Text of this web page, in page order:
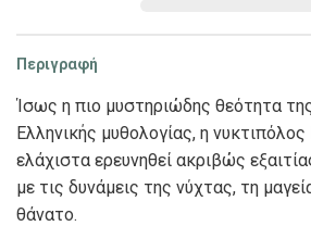
Περιγραφή
Ίσως η πιο μυστηριώδης θεότητα
Ελληνικής μυθολογίας, η νυκτιπόλος
ελάχιστα ερευνηθεί ακριβώς
με τις δυνάμεις της νύχτας, τη
θάνατο.